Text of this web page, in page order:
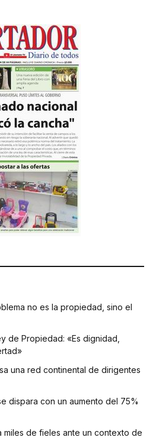
no es la propiedad, sino el
de Propiedad: «Es dignidad,
una red continental de dirigentes
dispara con un aumento del 75%
miles de fieles ante un contexto de